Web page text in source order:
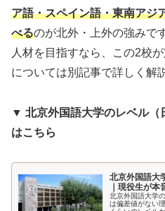
ア語・スペイン語・東南アジ
べるのが北外・上外の強みで
人材を目指すなら、この2校
については別記事で詳しく解
▼ 北京外国語大学のレベル（
はこちら
北京外国語大
｜現役生が本
北京外国語大学
は偏差値がない